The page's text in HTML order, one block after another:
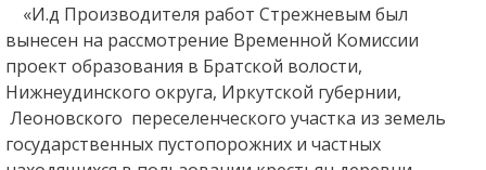
«И.д Производителя работ Стрежневым был
вынесен на рассмотрение Временной Комиссии
проект образования в Братской волости,
Нижнеудинского округа, Иркутской губернии,
Леоновского переселенческого участка из земель
государственных пустопорожних и частных